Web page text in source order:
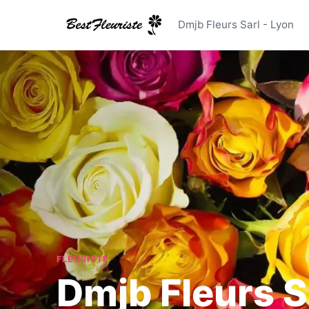
Dmjb
Dmjb Fleurs Sarl - Lyon
FLEURISTE
Dmjb Fleurs